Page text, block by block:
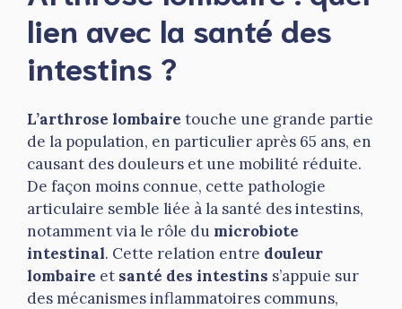
lien avec la santé des
intestins ?
L’arthrose lombaire touche une grande partie
de la population, en particulier après 65 ans, en
causant des douleurs et une mobilité réduite.
De façon moins connue, cette pathologie
articulaire semble liée à la santé des intestins,
notamment via le rôle du microbiote
intestinal. Cette relation entre douleur
lombaire et santé des intestins s’appuie sur
des mécanismes inflammatoires communs,